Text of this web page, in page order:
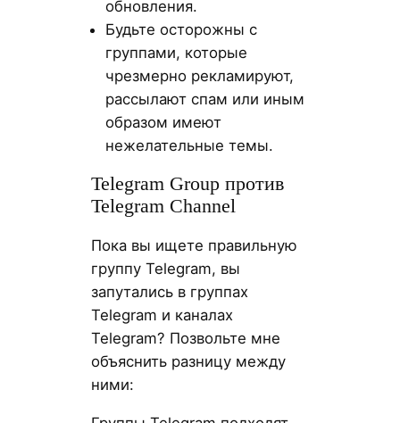
обновления.
Будьте осторожны с
группами, которые
чрезмерно рекламируют,
рассылают спам или иным
образом имеют
нежелательные темы.
Telegram Group против
Telegram Channel
Пока вы ищете правильную
группу Telegram, вы
запутались в группах
Telegram и каналах
Telegram? Позвольте мне
объяснить разницу между
ними: